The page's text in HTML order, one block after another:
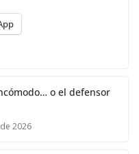
o el defensor
2026